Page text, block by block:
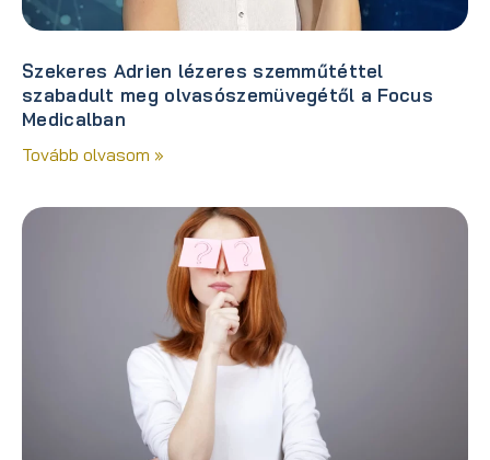
Szekeres Adrien lézeres szemműtéttel
szabadult meg olvasószemüvegétől a Focus
Medicalban
Tovább olvasom »